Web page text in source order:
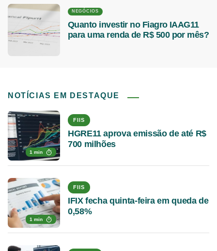
NEGÓCIOS
Quanto investir no Fiagro IAAG11
para uma renda de R$ 500 por mês?
NOTÍCIAS EM DESTAQUE
1 min
FIIS
HGRE11 aprova emissão de até R$
700 milhões
1 min
FIIS
IFIX fecha quinta-feira em queda de
0,58%